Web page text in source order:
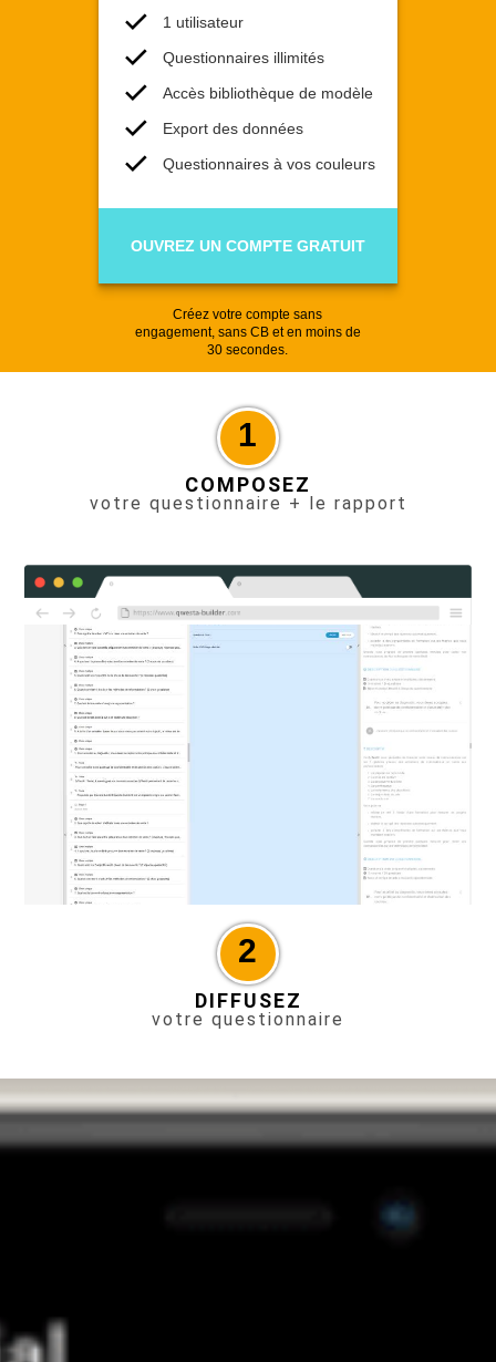
1 utilisateur
Questionnaires illimités
Accès bibliothèque de modèle
Export des données
Questionnaires à vos couleurs
OUVREZ UN COMPTE GRATUIT
Créez votre compte sans
engagement, sans CB et en moins de
30 secondes.
1
COMPOSEZ
votre questionnaire + le rapport
2
DIFFUSEZ
votre questionnaire